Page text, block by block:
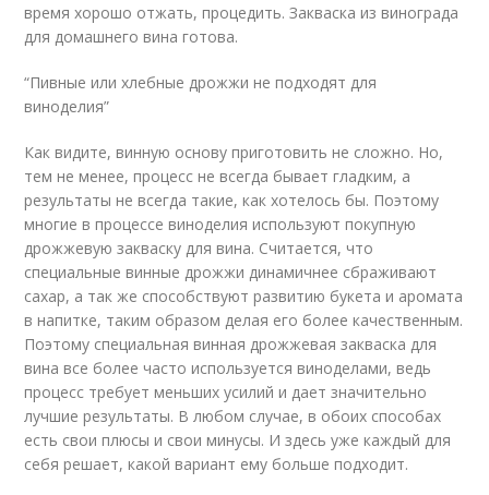
время хорошо отжать, процедить. Закваска из винограда
для домашнего вина готова.
“Пивные или хлебные дрожжи не подходят для
виноделия”
Как видите, винную основу приготовить не сложно. Но,
тем не менее, процесс не всегда бывает гладким, а
результаты не всегда такие, как хотелось бы. Поэтому
многие в процессе виноделия используют покупную
дрожжевую закваску для вина. Считается, что
специальные винные дрожжи динамичнее сбраживают
сахар, а так же способствуют развитию букета и аромата
в напитке, таким образом делая его более качественным.
Поэтому специальная винная дрожжевая закваска для
вина все более часто используется виноделами, ведь
процесс требует меньших усилий и дает значительно
лучшие результаты. В любом случае, в обоих способах
есть свои плюсы и свои минусы. И здесь уже каждый для
себя решает, какой вариант ему больше подходит.